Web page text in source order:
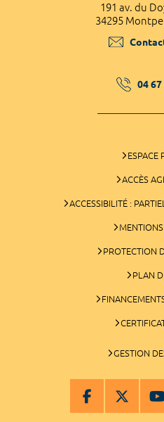
191 av. du
34295
04 67
ESPACE
ACCÈS
ACCESSIBILITÉ :
PROTECTION
PLAN
GESTION